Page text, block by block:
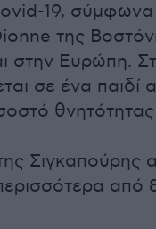
19, σύμφωνα
της
Ευρώπη.
σε ένα παιδί
Σιγκαπούρης